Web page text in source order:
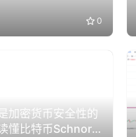
0
加密货币安全性的
懂比特币Schnorr